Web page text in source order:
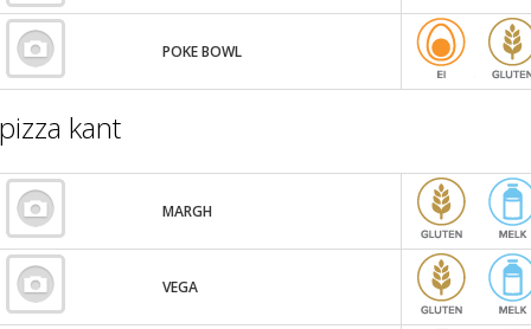
POKE BOWL
pizza kant
MARGH
VEGA